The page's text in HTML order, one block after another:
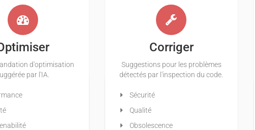
d'optimisation
par l'IA.
Corriger
Suggestions pour les problèmes
détectés par l'inspection du code.
Sécurité
Qualité
Obsolescence